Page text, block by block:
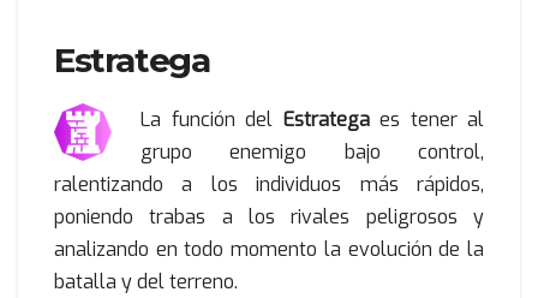
Estratega
La función del Estrategaes tener al
grupo enemigo bajo control,
ralentizando a los individuos más rápidos,
poniendo trabas a los rivales peligrosos y
analizando en todo momento la evolución de la
batalla y del terreno.